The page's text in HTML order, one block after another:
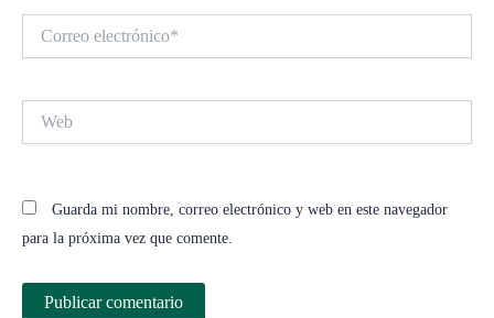
electrónico*
Guarda mi nombre, correo electrónico y web en este navegador
para la próxima vez que comente.